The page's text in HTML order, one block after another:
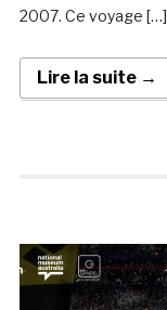
2007. Ce voyage […]
Lire la suite →